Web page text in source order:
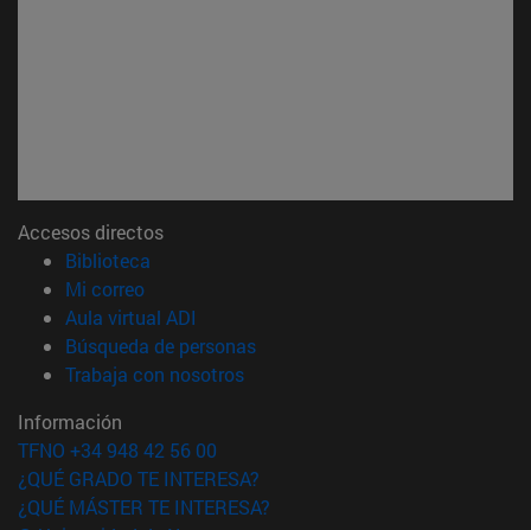
Accesos directos
Biblioteca
Mi correo(abre en nueva ventana)
Aula virtual ADI
Búsqueda de personas(abre en nueva ventana)
Trabaja con nosotros(abre en nueva ventana)
Información
TFNO +34 948 42 56 00
¿QUÉ GRADO TE INTERESA?
¿QUÉ MÁSTER TE INTERESA?